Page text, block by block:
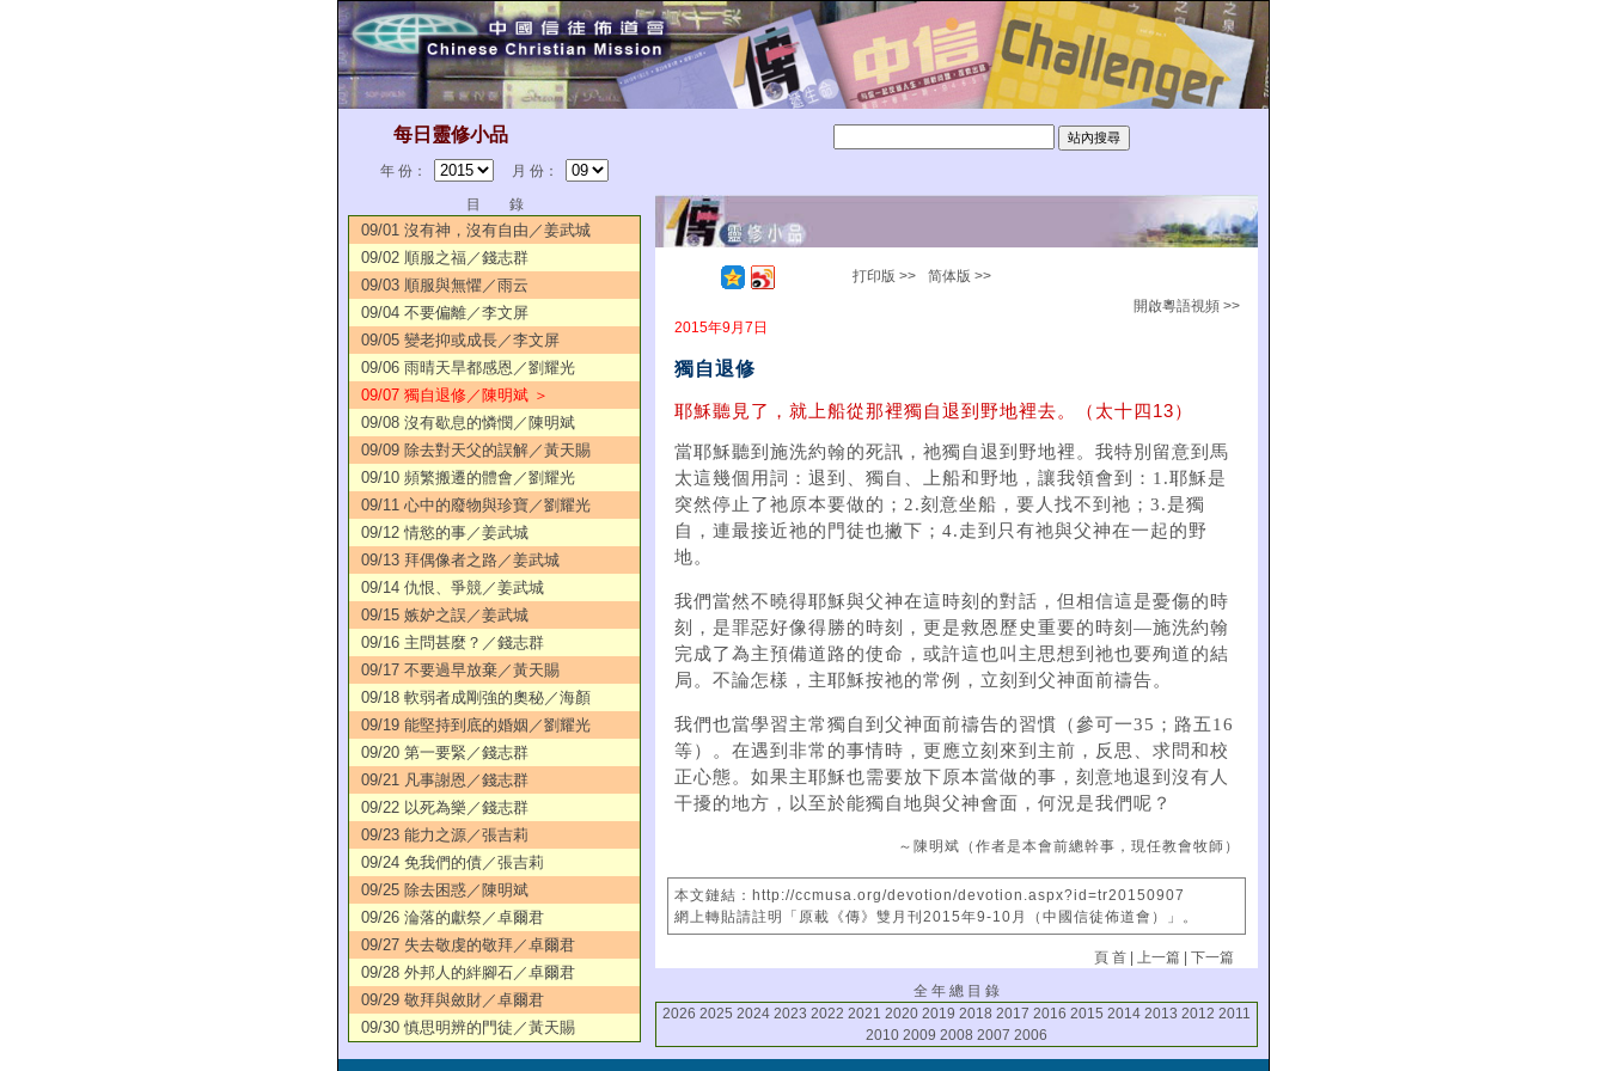
每日靈修小品
年 份：
月 份：
目 錄
09/01 沒有神，沒有自由／姜武城
09/02 順服之福／錢志群
09/03 順服與無懼／雨云
09/04 不要偏離／李文屏
09/05 變老抑或成長／李文屏
09/06 雨晴天旱都感恩／劉耀光
09/07 獨自退修／陳明斌 ＞
09/08 沒有歇息的憐憫／陳明斌
09/09 除去對天父的誤解／黃天賜
09/10 頻繁搬遷的體會／劉耀光
09/11 心中的廢物與珍寶／劉耀光
09/12 情慾的事／姜武城
09/13 拜偶像者之路／姜武城
09/14 仇恨、爭競／姜武城
09/15 嫉妒之誤／姜武城
09/16 主問甚麼？／錢志群
09/17 不要過早放棄／黃天賜
09/18 軟弱者成剛強的奧秘／海顏
09/19 能堅持到底的婚姻／劉耀光
09/20 第一要緊／錢志群
09/21 凡事謝恩／錢志群
09/22 以死為樂／錢志群
09/23 能力之源／張吉莉
09/24 免我們的債／張吉莉
09/25 除去困惑／陳明斌
09/26 淪落的獻祭／卓爾君
09/27 失去敬虔的敬拜／卓爾君
09/28 外邦人的絆腳石／卓爾君
09/29 敬拜與斂財／卓爾君
09/30 慎思明辨的門徒／黃天賜
打印版 >>
简体版 >>
開啟粵語視頻 >>
2015年9月7日
獨自退修
耶穌聽見了，就上船從那裡獨自退到野地裡去。（太十四13）
當耶穌聽到施洗約翰的死訊，祂獨自退到野地裡。我特別留意到馬
太這幾個用詞：退到、獨自、上船和野地，讓我領會到：1.耶穌是
突然停止了祂原本要做的；2.刻意坐船，要人找不到祂；3.是獨
自，連最接近祂的門徒也撇下；4.走到只有祂與父神在一起的野
地。
我們當然不曉得耶穌與父神在這時刻的對話，但相信這是憂傷的時
刻，是罪惡好像得勝的時刻，更是救恩歷史重要的時刻—施洗約翰
完成了為主預備道路的使命，或許這也叫主思想到祂也要殉道的結
局。不論怎樣，主耶穌按祂的常例，立刻到父神面前禱告。
我們也當學習主常獨自到父神面前禱告的習慣（參可一35；路五16
等）。在遇到非常的事情時，更應立刻來到主前，反思、求問和校
正心態。如果主耶穌也需要放下原本當做的事，刻意地退到沒有人
干擾的地方，以至於能獨自地與父神會面，何況是我們呢？
～陳明斌（作者是本會前總幹事，現任教會牧師）
本文鏈結：http://ccmusa.org/devotion/devotion.aspx?id=tr20150907
網上轉貼請註明「原載《傳》雙月刊2015年9-10月（中國信徒佈道會）」。
頁 首 |上一篇 |下一篇
全 年 總 目 錄
2026 2025 2024 2023 2022 2021 2020 2019 2018 2017 2016 2015 2014 2013 2012 2011
2010 2009 2008 2007 2006